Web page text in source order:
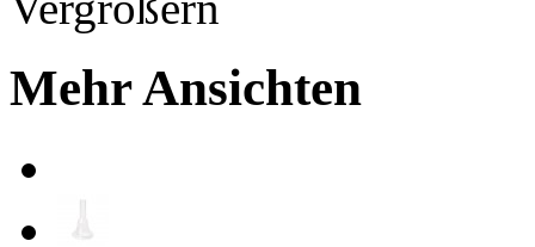
Mehr Ansichten